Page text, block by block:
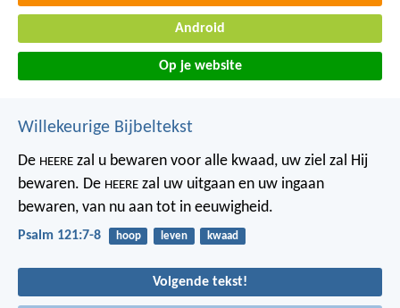
Android
Op je website
Willekeurige Bijbeltekst
De HEERE zal u bewaren voor alle kwaad, uw ziel zal Hij
bewaren. De HEERE zal uw uitgaan en uw ingaan
bewaren, van nu aan tot in eeuwigheid.
Psalm 121:7-8 hoop leven kwaad
Volgende tekst!